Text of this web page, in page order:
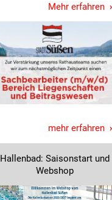
Sanierung
Presse
Bürger & Service
Mehr erfahren
mehr erfahren
Hallenbad: Saisonstart und
Webshop